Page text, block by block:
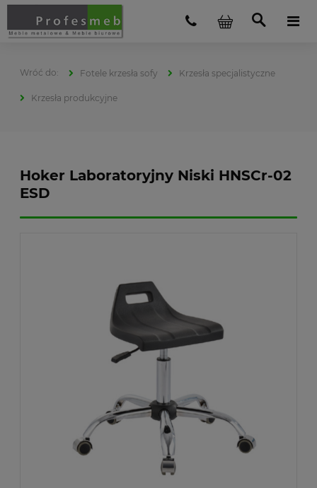
Fotele krzesła sofy Krzesła specjalistyczne
Krzesła produkcyjne
Hoker Laboratoryjny Niski HNSCr-02
ESD